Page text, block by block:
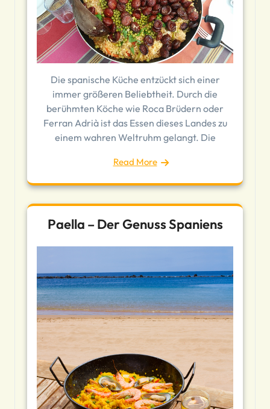
Die spanische Küche entzückt sich einer
immer größeren Beliebtheit. Durch die
berühmten Köche wie Roca Brüdern oder
Ferran Adrià ist das Essen dieses Landes zu
einem wahren Weltruhm gelangt. Die
Read More
Paella – Der Genuss Spaniens